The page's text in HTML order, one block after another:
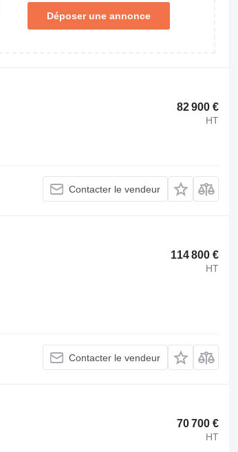
Déposer une annonce
82 900 €
HT
Contacter le vendeur
114 800 €
HT
Contacter le vendeur
70 700 €
HT